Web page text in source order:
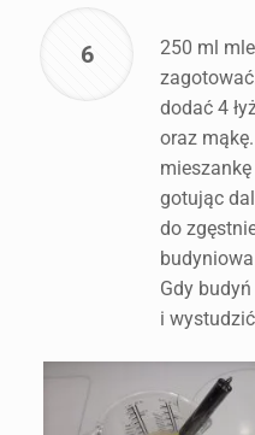
6
250 ml
dodać 4
oraz
gotując
do
Gdy
i